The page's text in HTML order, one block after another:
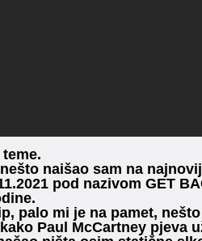
naišao sam na
pod nazivom GET
palo mi je na pamet,
Paul McCartney pjeva